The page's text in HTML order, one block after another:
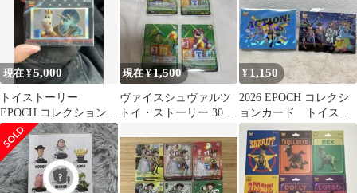
現在 ¥5,000
トイストーリー
EPOCH コレクションカ
ード シリアル入り
現在 ¥1,500
ヴァイスシュヴァルツ
トイ・ストーリー 30周
¥ 1,150
2026 EPOCH コレクシ
ョンカード トイスト
ーリー ホログラム
レア